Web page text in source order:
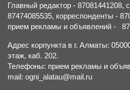
Главный редактор - 87081441208,
87474085535, корреспонденты -
прием рекламы и объявлений -
Адрес корпункта в г. Алматы:
этаж, каб. 202.
Телефоны: прием рекламы и
mail: ogni_alatau@mail.ru